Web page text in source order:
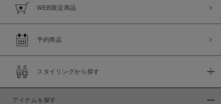
WEB限定商品
予約商品
スタイリングから探す
アイテムを探す